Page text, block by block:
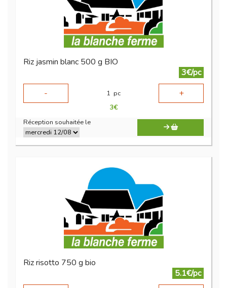
Riz jasmin blanc 500 g BIO
3€/pc
-
1 pc +
3€
Réception souhaitée le
Riz risotto 750 g bio
5.1€/pc